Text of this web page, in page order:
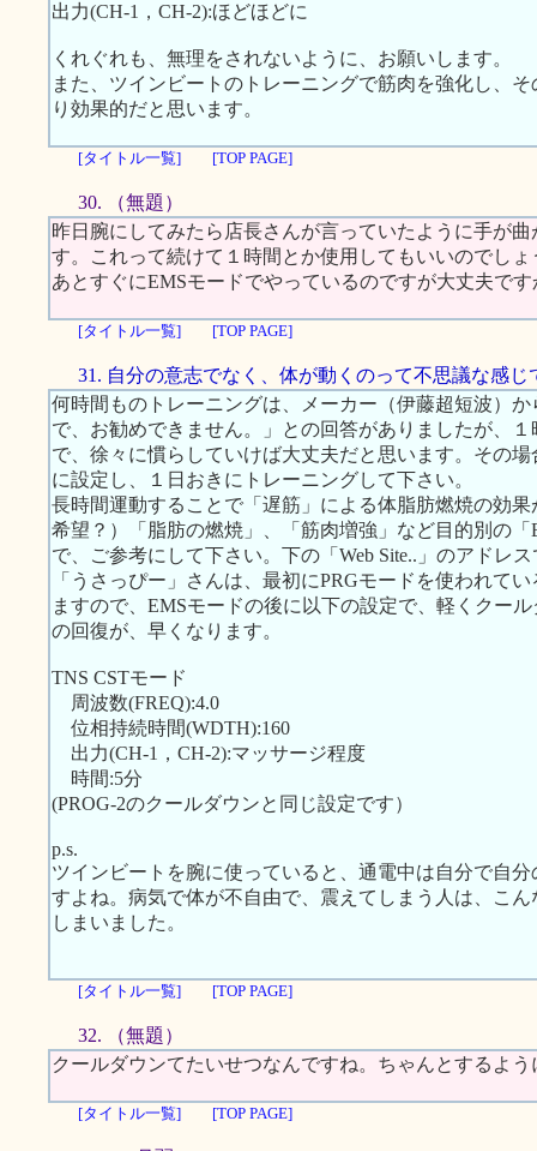
出力(CH-1，CH-2):ほどほどに
くれぐれも、無理をされないように、お願いします。
また、ツインビートのトレーニングで筋肉を強化し、
り効果的だと思います。
[タイトル一覧] [TOP PAGE]
30. （無題）
昨日腕にしてみたら店長さんが言っていたように手が
す。これって続けて１時間とか使用してもいいのでし
あとすぐにEMSモードでやっているのですが大丈夫です
[タイトル一覧] [TOP PAGE]
31. 自分の意志でなく、体が動くのって不思議な感じ
何時間ものトレーニングは、メーカー（伊藤超短波）
で、お勧めできません。」との回答がありましたが、
で、徐々に慣らしていけば大丈夫だと思います。その
に設定し、１日おきにトレーニングして下さい。
長時間運動することで「遅筋」による体脂肪燃焼の効
希望？）「脂肪の燃焼」、「筋肉増強」など目的別の
で、ご参考にして下さい。下の「Web Site..」のアドレ
「うさっぴー」さんは、最初にPRGモードを使われて
ますので、EMSモードの後に以下の設定で、軽くクー
の回復が、早くなります。
TNS CSTモード
周波数(FREQ):4.0
位相持続時間(WDTH):160
出力(CH-1，CH-2):マッサージ程度
時間:5分
(PROG-2のクールダウンと同じ設定です）
p.s.
ツインビートを腕に使っていると、通電中は自分で自
すよね。病気で体が不自由で、震えてしまう人は、こ
しまいました。
[タイトル一覧] [TOP PAGE]
32. （無題）
クールダウンてたいせつなんですね。ちゃんとするよう
[タイトル一覧] [TOP PAGE]